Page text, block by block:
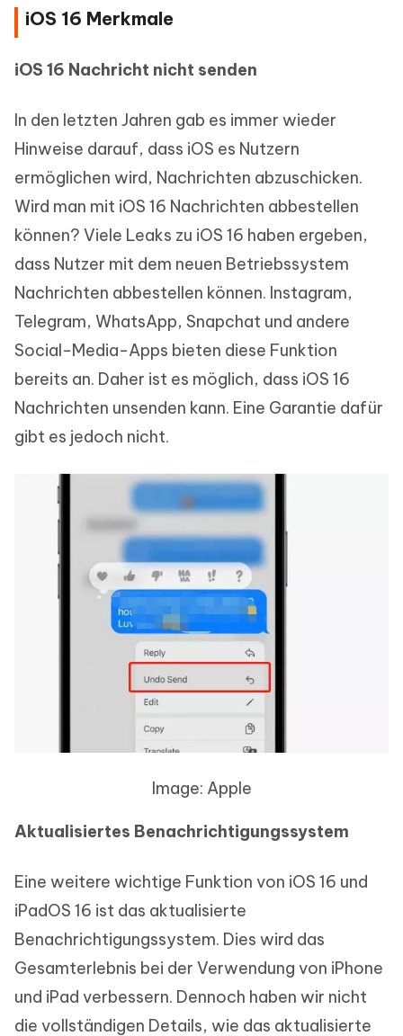
iOS 16 Merkmale
iOS 16 Nachricht nicht senden
In den letzten Jahren gab es immer wieder
Hinweise darauf, dass iOS es Nutzern
ermöglichen wird, Nachrichten abzuschicken.
Wird man mit iOS 16 Nachrichten abbestellen
können? Viele Leaks zu iOS 16 haben ergeben,
dass Nutzer mit dem neuen Betriebssystem
Nachrichten abbestellen können. Instagram,
Telegram, WhatsApp, Snapchat und andere
Social-Media-Apps bieten diese Funktion
bereits an. Daher ist es möglich, dass iOS 16
Nachrichten unsenden kann. Eine Garantie dafür
gibt es jedoch nicht.
Image: Apple
Aktualisiertes Benachrichtigungssystem
Eine weitere wichtige Funktion von iOS 16 und
iPadOS 16 ist das aktualisierte
Benachrichtigungssystem. Dies wird das
Gesamterlebnis bei der Verwendung von iPhone
und iPad verbessern. Dennoch haben wir nicht
die vollständigen Details, wie das aktualisierte